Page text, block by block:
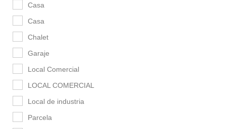
Casa
Casa
Chalet
Garaje
Local Comercial
LOCAL COMERCIAL
Local de industria
Parcela